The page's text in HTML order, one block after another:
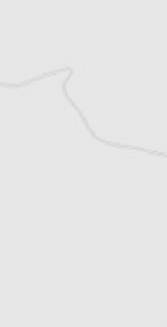
Tous nos